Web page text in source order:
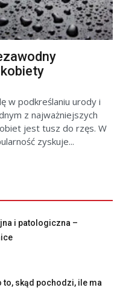
w podkreślaniu urody i
z najważniejszych
jest tusz do rzęs. W
zyskuje...
i patologiczna –
to, skąd pochodzi, ile ma